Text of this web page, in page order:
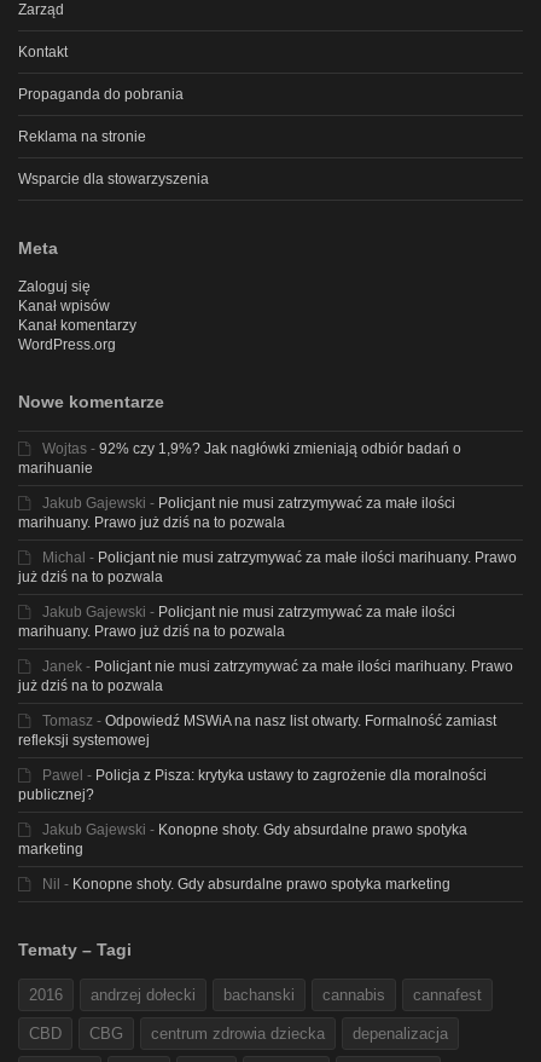
Zarząd
Kontakt
Propaganda do pobrania
Reklama na stronie
Wsparcie dla stowarzyszenia
Meta
Zaloguj się
Kanał wpisów
Kanał komentarzy
WordPress.org
Nowe komentarze
Wojtas - 92% czy 1,9%? Jak nagłówki zmieniają odbiór badań o
marihuanie
Jakub Gajewski - Policjant nie musi zatrzymywać za małe ilości
marihuany. Prawo już dziś na to pozwala
Michal - Policjant nie musi zatrzymywać za małe ilości marihuany. Prawo
już dziś na to pozwala
Jakub Gajewski - Policjant nie musi zatrzymywać za małe ilości
marihuany. Prawo już dziś na to pozwala
Janek - Policjant nie musi zatrzymywać za małe ilości marihuany. Prawo
już dziś na to pozwala
Tomasz - Odpowiedź MSWiA na nasz list otwarty. Formalność zamiast
refleksji systemowej
Pawel - Policja z Pisza: krytyka ustawy to zagrożenie dla moralności
publicznej?
Jakub Gajewski - Konopne shoty. Gdy absurdalne prawo spotyka
marketing
Nil - Konopne shoty. Gdy absurdalne prawo spotyka marketing
Tematy – Tagi
2016 andrzej dołecki bachanski cannabis cannafest
CBD CBG centrum zdrowia dziecka depenalizacja